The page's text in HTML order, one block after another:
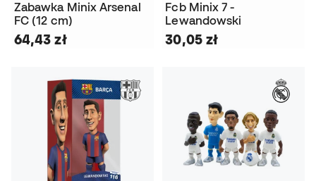
Zabawka Minix Arsenal
FC (12 cm)
64,43 zł
Fcb Minix 7 -
Lewandowski
30,05 zł